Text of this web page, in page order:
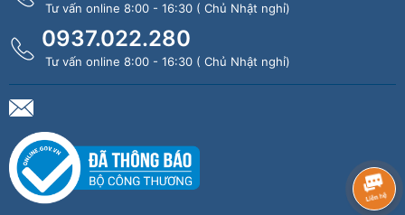
Tư vấn online 8:00 - 16:30 ( Chủ Nhật nghỉ)
0937.022.280
Tư vấn online 8:00 - 16:30 ( Chủ Nhật nghỉ)